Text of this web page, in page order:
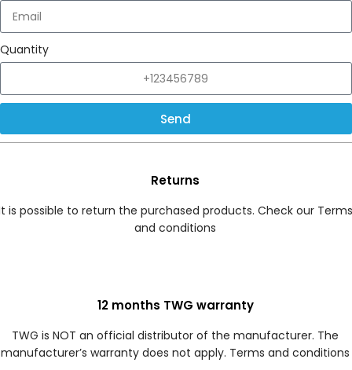
Quantity
Send
Returns
is possible to return the purchased products. Check our Terms
and conditions
12 months TWG warranty
TWG is NOT an official distributor of the manufacturer. The
manufacturer’s warranty does not apply. Terms and conditions